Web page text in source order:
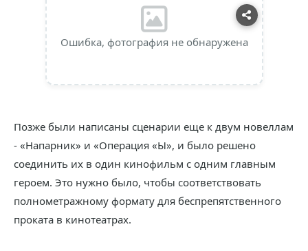
Ошибка, фотография не обнаружена
Позже были написаны сценарии еще к двум новеллам
- «Напарник» и «Операция «Ы», и было решено
соединить их в один кинофильм с одним главным
героем. Это нужно было, чтобы соответствовать
полнометражному формату для беспрепятственного
проката в кинотеатрах.